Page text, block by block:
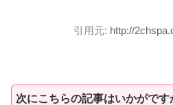
引用元: http://
次にこちらの記事はいかがです